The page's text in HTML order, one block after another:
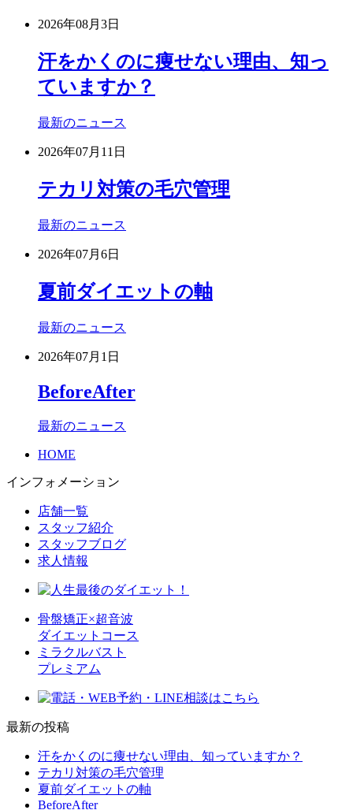
2026年08月3日
汗をかくのに痩せない理由、知っ
ていますか？
最新のニュース
2026年07月11日
テカリ対策の毛穴管理
最新のニュース
2026年07月6日
夏前ダイエットの軸
最新のニュース
2026年07月1日
BeforeAfter
最新のニュース
HOME
インフォメーション
店舗一覧
スタッフ紹介
スタッフブログ
求人情報
骨盤矯正×超音波
ダイエットコース
ミラクルバスト
プレミアム
最新の投稿
汗をかくのに痩せない理由、知っていますか？
テカリ対策の毛穴管理
夏前ダイエットの軸
BeforeAfter